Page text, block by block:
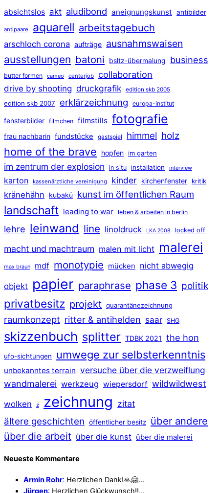
absichtslos akt aludibond aneignungskunst antibilder
antipaare aquarell arbeitstagebuch
arschloch corona aufträge ausnahmswaisen
ausstellungen batoni bsltz-übermalung business
butter formen cameo centerjob collaboration
drive by shooting druckgrafik edition skb 2005
edition skb 2007 erklärzeichnung europa-institut
fensterbilder filmchen filmstills fotografie
frau nachbarin fundstücke gastspiel himmel holz
home of the brave hopfen im garten
im zentrum der explosion in situ installation interview
karton kassenärztliche vereinigung kinder kirchenfenster kritik
kränehähn kubakü kunst im öffentlichen Raum
landschaft leading to war leben & arbeiten in berlin
lehre leinwand line linoldruck LKA 2008 locked off
macht und machtraum malen mit licht malerei
max braun mdf monotypie mücken nicht abwegig
objekt papier paraphrase phase 3 politik
privatbesitz projekt quarantänezeichnung
raumkonzept ritter & antihelden saar SHG
skizzenbuch splitter TDBK 2021 the hon
ufo-sichtungen umwege zur selbsterkenntnis
unbekanntes terrain versuche über die verzweiflung
wandmalerei werkzeug wiepersdorf wildwildwest
wolken z zeichnung zitat
ältere geschichten öffentlicher besitz über andere
über die arbeit über die kunst über die malerei
Neueste Kommentare
Armin Rohr: Herzlichen Dank!🙏🤗…
Jürgen: Herzlichen Glückwunsch!!…